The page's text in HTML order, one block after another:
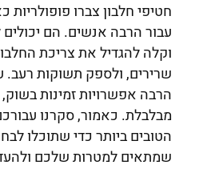
חטיפי חלבון צברו פופולריות
עבור הרבה אנשים. הם
וקלה להגדיל את צריכת
שרירים, ולספק תשוקות
הרבה אפשרויות זמינות
מבלבלת. כאמור, סקרנו
הטובים ביותר כדי שתוכלו
שמתאים למטרות שלכם